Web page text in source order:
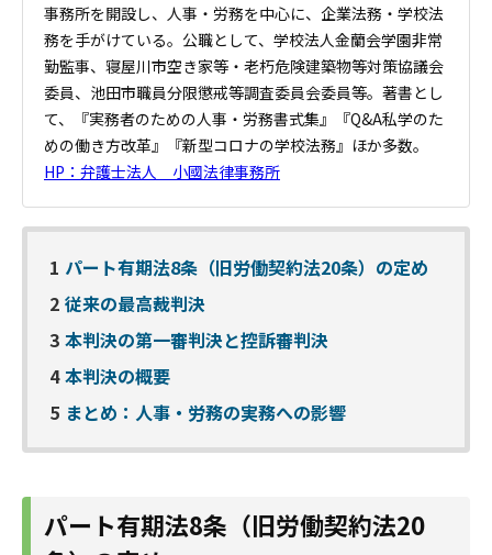
事務所を開設し、人事・労務を中心に、企業法務・学校法
務を手がけている。公職として、学校法人金蘭会学園非常
勤監事、寝屋川市空き家等・老朽危険建築物等対策協議会
委員、池田市職員分限懲戒等調査委員会委員等。著書とし
て、『実務者のための人事・労務書式集』『Q&A私学のた
めの働き方改革』『新型コロナの学校法務』ほか多数。
HP：弁護士法人 小國法律事務所
1 パート有期法8条（旧労働契約法20条）の定め
2 従来の最高裁判決
3 本判決の第一審判決と控訴審判決
4 本判決の概要
5 まとめ：人事・労務の実務への影響
パート有期法8条（旧労働契約法20